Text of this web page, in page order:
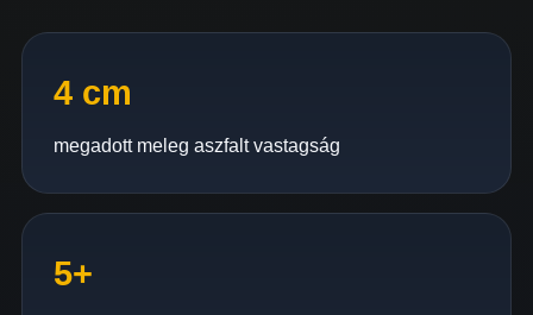
4 cm
megadott meleg aszfalt vastagság
5+